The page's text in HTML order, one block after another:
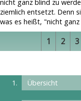
nicht ganz blind zu
ziemlich entsetzt. Denn
was es heißt, "nicht ganz
1 2 3
Übersicht